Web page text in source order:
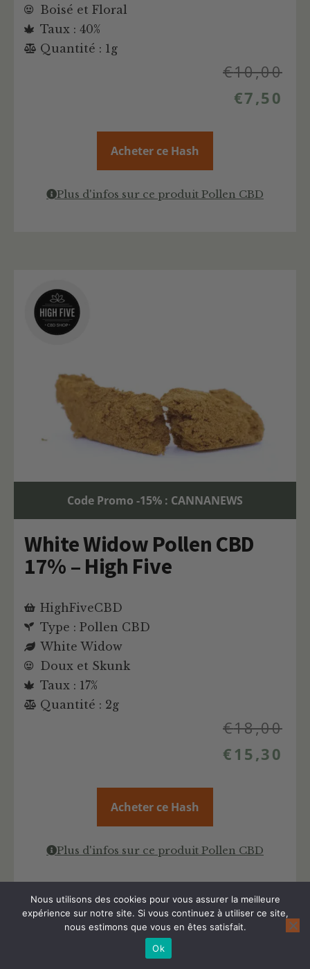
Boisé et Floral
Taux : 40%
Quantité : 1g
€10,00
€7,50
Acheter ce Hash
Plus d'infos sur ce produit Pollen CBD
Code Promo -15% : CANNANEWS
White Widow Pollen CBD
17% – High Five
HighFiveCBD
Type : Pollen CBD
White Widow
Doux et Skunk
Taux : 17%
Quantité : 2g
€18,00
€ 15,30
Acheter ce Hash
Plus d'infos sur ce produit Pollen CBD
Nous utilisons des cookies pour vous assurer la meilleure
expérience sur notre site. Si vous continuez à utiliser ce site,
nous estimons que vous en êtes satisfait.
Ok